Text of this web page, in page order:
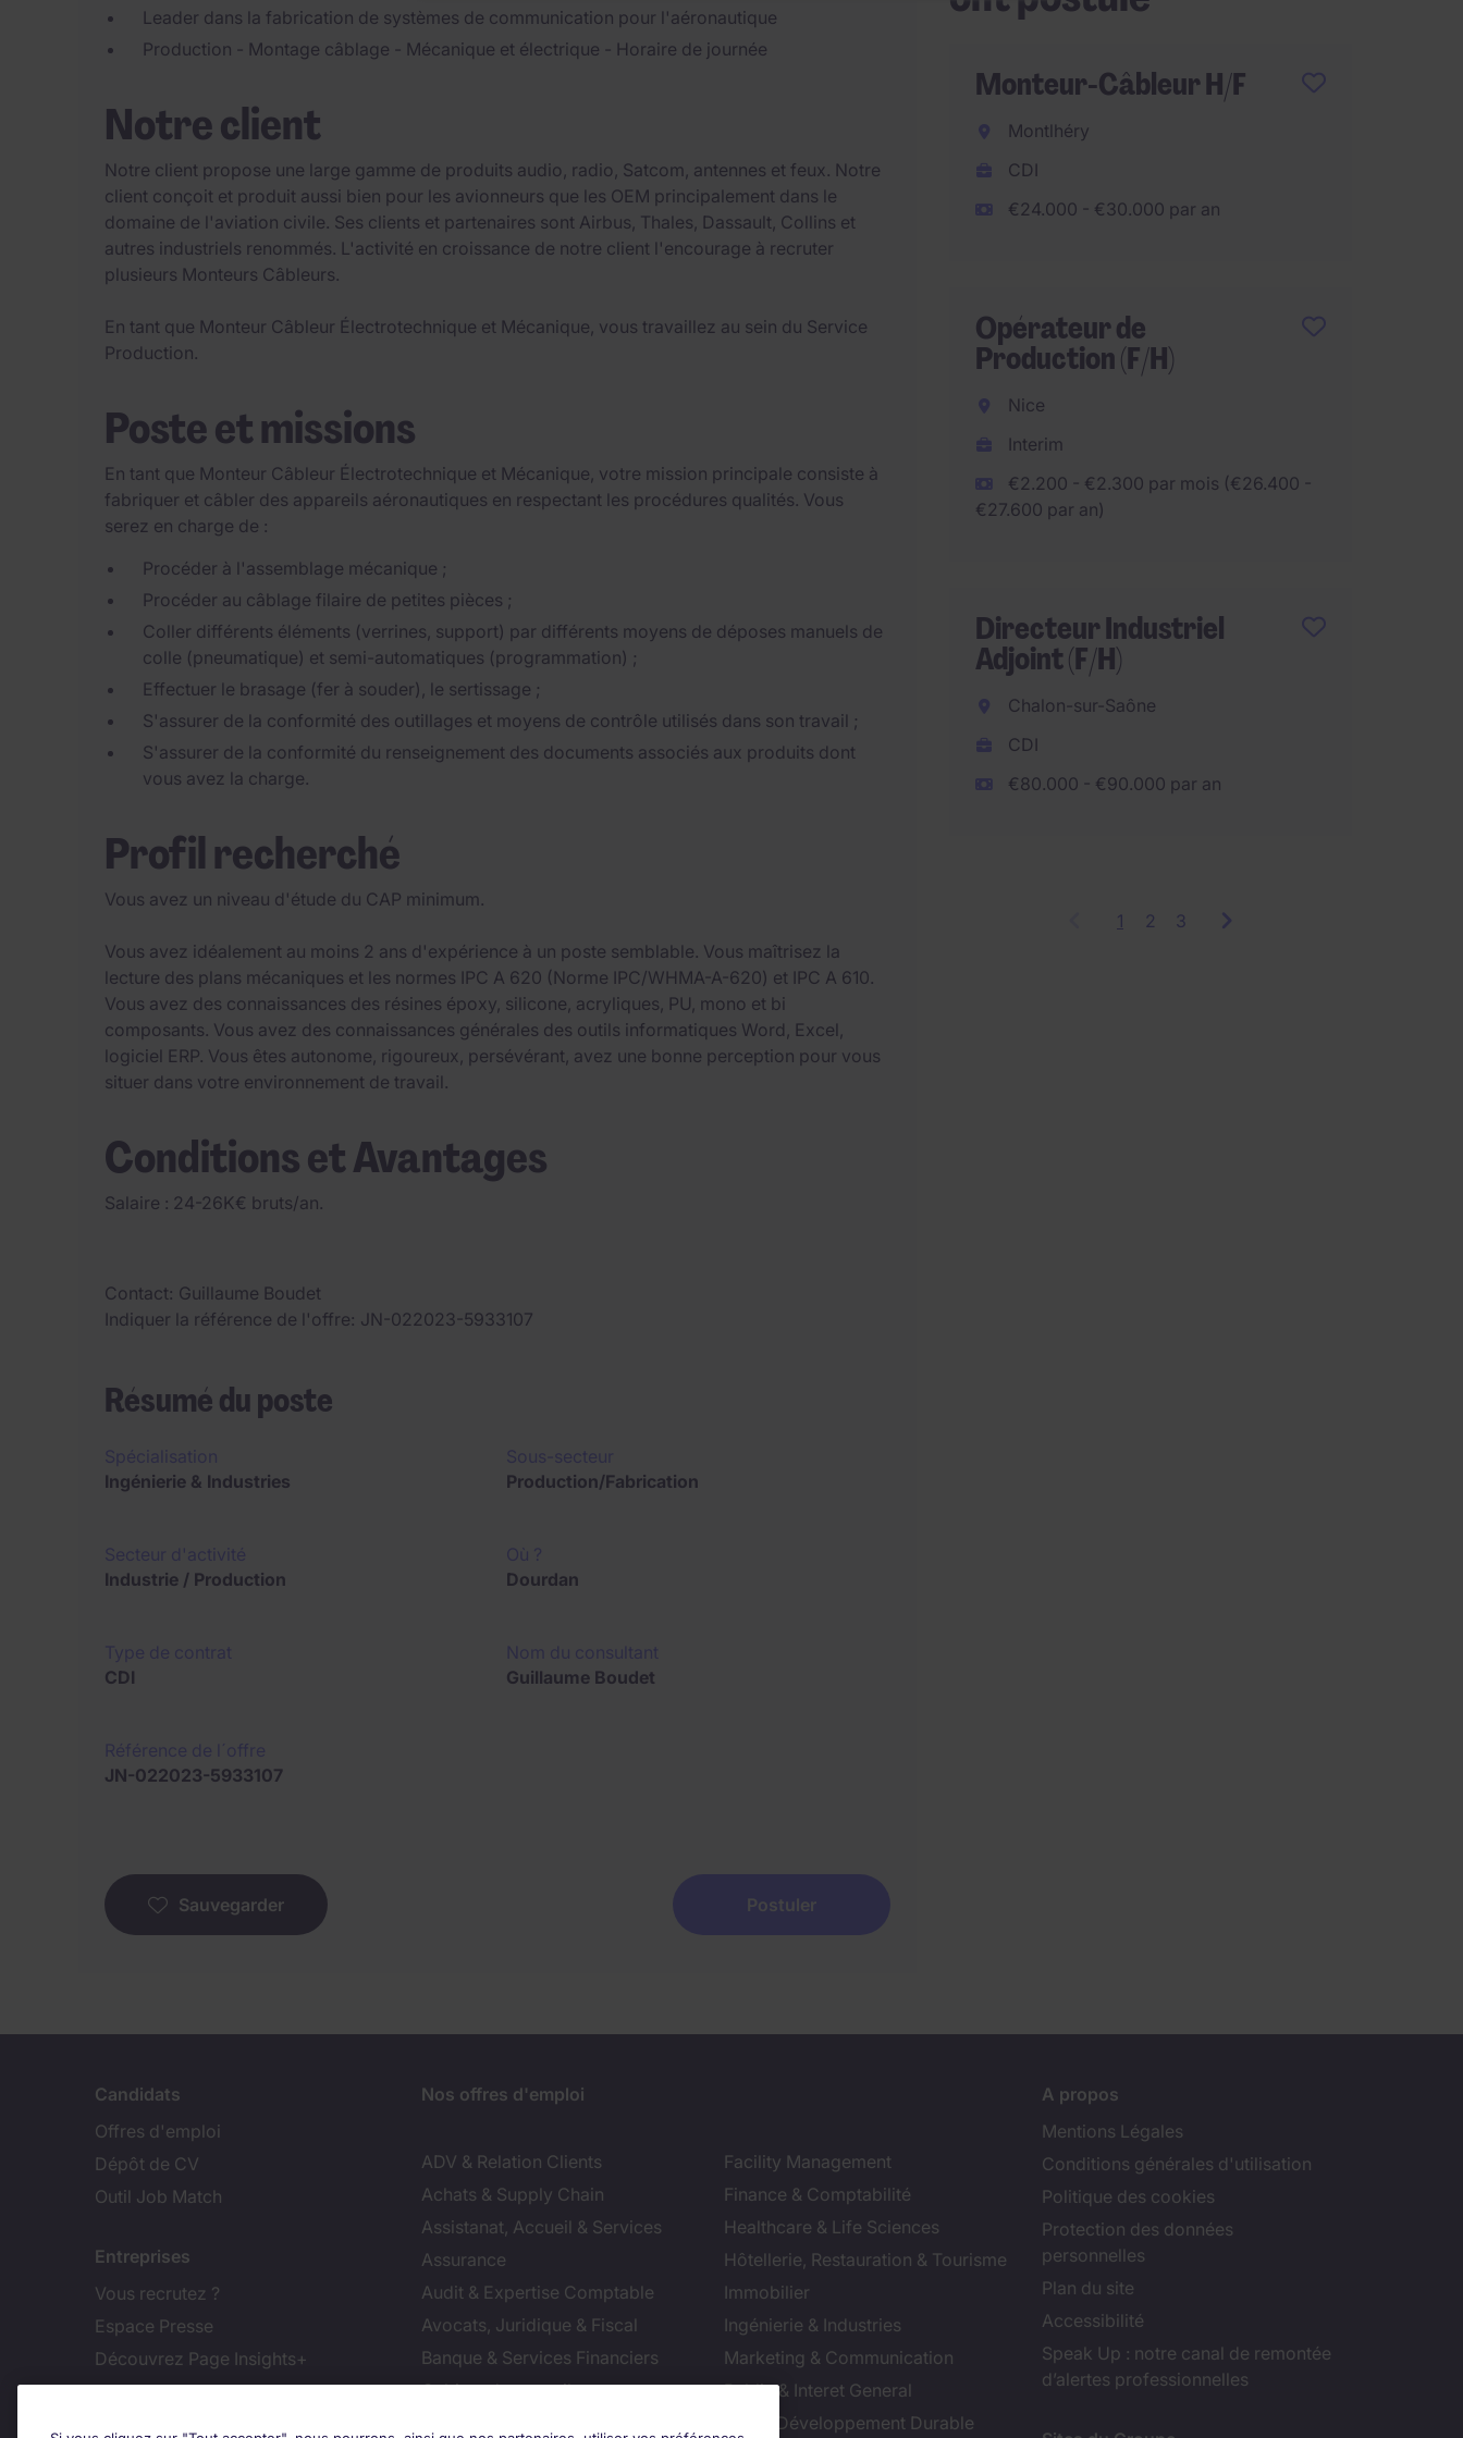
Leader dans la fabrication de systèmes de communication pour l'aéronautique
Production - Montage câblage - Mécanique et électrique - Horaire de journée
Notre client
Notre client propose une large gamme de produits audio, radio, Satcom, antennes et feux. Notre
client conçoit et produit aussi bien pour les avionneurs que les OEM principalement dans le
domaine de l'aviation civile. Ses clients et partenaires sont Airbus, Thales, Dassault, Collins et
autres industriels renommés. L'activité en croissance de notre client l'encourage à recruter
plusieurs Monteurs Câbleurs.
En tant que Monteur Câbleur Électrotechnique et Mécanique, vous travaillez au sein du Service
Production.
Poste et missions
En tant que Monteur Câbleur Électrotechnique et Mécanique, votre mission principale consiste à
fabriquer et câbler des appareils aéronautiques en respectant les procédures qualités. Vous
serez en charge de :
Procéder à l'assemblage mécanique ;
Procéder au câblage filaire de petites pièces ;
Coller différents éléments (verrines, support) par différents moyens de déposes manuels de
colle (pneumatique) et semi-automatiques (programmation) ;
Effectuer le brasage (fer à souder), le sertissage ;
S'assurer de la conformité des outillages et moyens de contrôle utilisés dans son travail ;
S'assurer de la conformité du renseignement des documents associés aux produits dont
vous avez la charge.
Profil recherché
Vous avez un niveau d'étude du CAP minimum.
Vous avez idéalement au moins 2 ans d'expérience à un poste semblable. Vous maîtrisez la
lecture des plans mécaniques et les normes IPC A 620 (Norme IPC/WHMA-A-620) et IPC A 610.
Vous avez des connaissances des résines époxy, silicone, acryliques, PU, mono et bi
composants. Vous avez des connaissances générales des outils informatiques Word, Excel,
logiciel ERP. Vous êtes autonome, rigoureux, persévérant, avez une bonne perception pour vous
situer dans votre environnement de travail.
Conditions et Avantages
Salaire : 24-26K€ bruts/an.
Contact Guillaume Boudet
Indiquer la référence de l'offre JN-022023-5933107
Résumé du poste
Ingénierie & Industries
Production/Fabrication
Industrie / Production
Dourdan
CDI
Guillaume Boudet
JN-022023-5933107
Sauvegarder Postuler
Monteur-Câbleur H/F
Montlhéry
CDI
€24.000 - €30.000 par an
Opérateur de
Production (F/H)
Nice
Interim
€2.200 - €2.300 par mois (€26.400 -
€27.600 par an)
Directeur Industriel
Adjoint (F/H)
Chalon-sur-Saône
CDI
€80.000 - €90.000 par an
1 Showing
2 3
Candidats
Offres d'emploi
Dépôt de CV
Outil Job Match
Entreprises
Vous recrutez ?
Espace Presse
Découvrez Page Insights+
Nos offres d'emploi
ADV & Relation Clients
Achats & Supply Chain
Assistanat, Accueil & Services
Assurance
Audit & Expertise Comptable
Avocats, Juridique & Fiscal
Banque & Services Financiers
Cabinet de conseil
Facility Management
Finance & Comptabilité
Healthcare & Life Sciences
Hôtellerie, Restauration & Tourisme
Immobilier
Ingénierie & Industries
Marketing & Communication
Public & Interet General
RSE & Développement Durable
A propos
Mentions Légales
Conditions générales d'utilisation
Politique des cookies
Protection des données
personnelles
Plan du site
Accessibilité
Speak Up : notre canal de remontée
d’alertes professionnelles